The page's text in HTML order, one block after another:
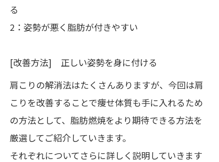
る
2：姿勢が悪く脂肪が付きやすい
[改善方法] 正しい姿勢を身に付ける
肩こりの解消法はたくさんありますが、今回は肩
こりを改善することで痩せ体質も手に入れるため
の方法として、脂肪燃焼をより期待できる方法を
厳選してご紹介していきます。
それぞれについてさらに詳しく説明していきます